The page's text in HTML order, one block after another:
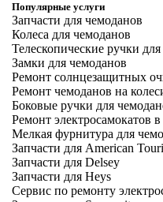
Популярные услуги
Запчасти для чемоданов
Колеса для чемоданов
Телескопические ручки
Замки для чемоданов
Ремонт солнцезащитных
Ремонт чемоданов на
Боковые ручки для
Ремонт электросамокатов
Мелкая фурнитура для
Запчасти для American
Запчасти для Delsey
Запчасти для Heys
Сервис по ремонту